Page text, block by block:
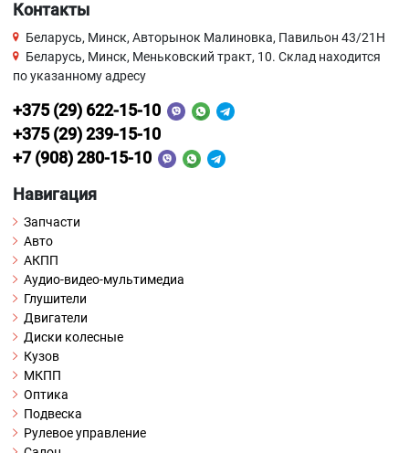
Контакты
Беларусь, Минск, Авторынок Малиновка, Павильон 43/21Н
Беларусь, Минск, Меньковский тракт, 10. Склад находится
по указанному адресу
+375 (29) 622-15-10
+375 (29) 239-15-10
+7 (908) 280-15-10
Навигация
Запчасти
Авто
АКПП
Аудио-видео-мультимедиа
Глушители
Двигатели
Диски колесные
Кузов
МКПП
Оптика
Подвеска
Рулевое управление